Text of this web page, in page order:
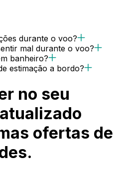
durante o voo?
mal durante o voo?
banheiro?
estimação a bordo?
no seu
ofertas de